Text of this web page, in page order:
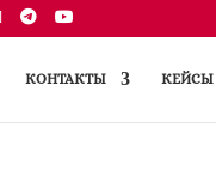
КОНТАКТЫ КЕЙСЫ